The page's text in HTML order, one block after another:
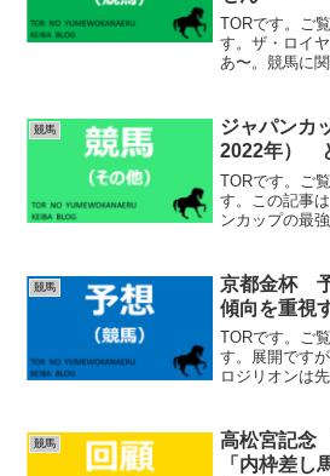
TORです。ご
す。ザ・ロイ
あ〜。競馬に
笑。よくぞ、
やってくれま
競馬
ジャパンカ
2022年）
TORです。ご
す。この記事
ンカップの最
過去１０年の
無いかもしれ
競馬
京都金杯
傾向を重視
TORです。ご
す。展開です
ロジリオンは
リヒトは大外
能性もあるか
競馬
高松宮記念
「内枠差し